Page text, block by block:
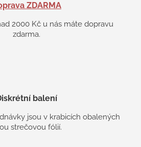
ZDARMA
2000 Kč u nás máte dopravu
zdarma.
balení
jsou v krabicích obalených
strečovou fólií.